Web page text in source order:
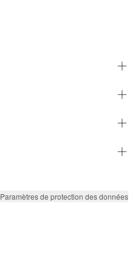
Paramètres de protection des données